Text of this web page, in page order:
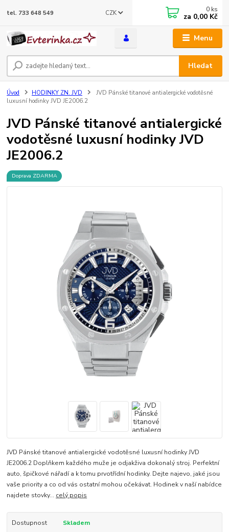
Menu
CZK
Hledat
tel. 733 648 549 0 ks
za 0,00 Kč
Úvod HODINKY ZN. JVD
JVD Pánské titanové antialergické vodotěsné
luxusní hodinky JVD JE2006.2
JVD Pánské titanové antialergické
vodotěsné luxusní hodinky JVD
JE2006.2
Doprava ZDARMA
JVD Pánské titanové antialergické vodotěsné luxusní hodinky JVD
JE2006.2 Doplňkem každého muže je odjakživa dokonalý stroj. Perfektní
auto, špičkové nářadí a k tomu prvotřídní hodinky. Dejte najevo, jaké jsou
vaše priority a co od vás ostatní mohou očekávat. Hodinek v naší nabídce
najdete stovky... celý popis
Dostupnost Skladem